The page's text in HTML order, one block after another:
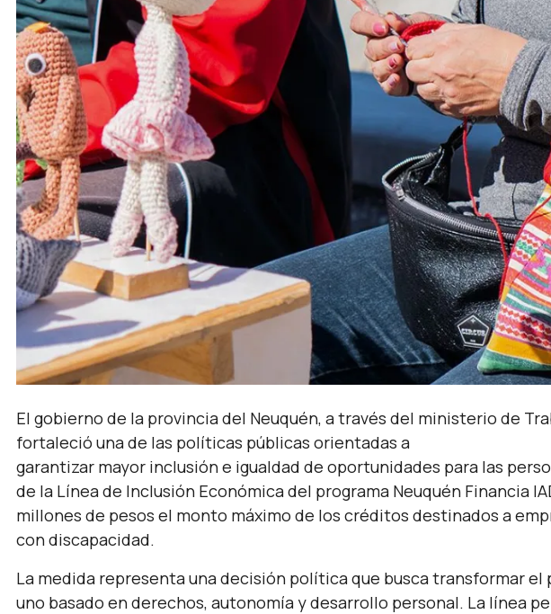
El gobierno de la provincia del Neuquén, a través del ministerio de
fortaleció una de las políticas públicas orientadas a
garantizar mayor inclusión e igualdad de oportunidades para las
de la Línea de Inclusión Económica del programa Neuquén Financia
millones de pesos el monto máximo de los créditos destinados a
con discapacidad.
La medida representa una decisión política que busca transformar el
uno basado en derechos, autonomía y desarrollo personal. La línea